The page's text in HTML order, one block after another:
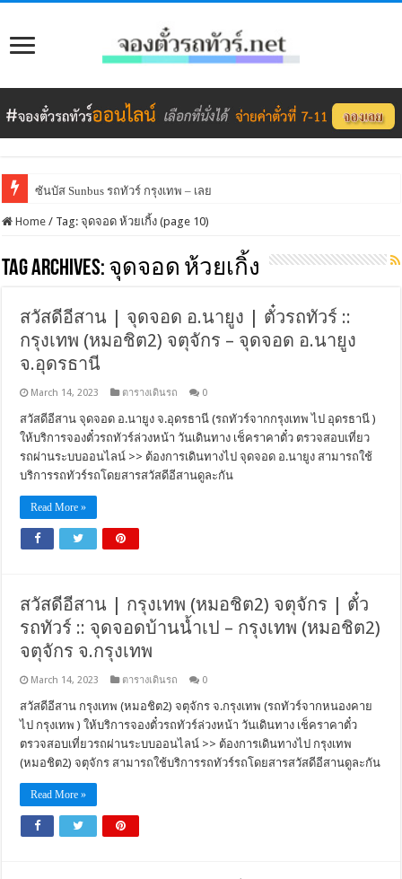
ซันบัส Sunbus รถทัวร์ กรุงเทพ – เลย
Home / Tag:จุดจอด ห้วยเกิ้ง (page 10)
Tag Archives: จุดจอด ห้วยเกิ้ง
สวัสดีอีสาน | จุดจอด อ.นายูง | ตั๋วรถทัวร์ ::
กรุงเทพ (หมอชิต2) จตุจักร – จุดจอด อ.นายูง
จ.อุดรธานี
March 14, 2023 ตารางเดินรถ 0
สวัสดีอีสาน จุดจอด อ.นายูง จ.อุดรธานี (รถทัวร์จากกรุงเทพ ไป อุดรธานี )
ให้บริการจองตั๋วรถทัวร์ล่วงหน้า วันเดินทาง เช็คราคาตั๋ว ตรวจสอบเที่ยว
รถผ่านระบบออนไลน์ >> ต้องการเดินทางไป จุดจอด อ.นายูง สามารถใช้
บริการรถทัวร์รถโดยสารสวัสดีอีสานดูละกัน
Read More »
สวัสดีอีสาน | กรุงเทพ (หมอชิต2) จตุจักร | ตั๋ว
รถทัวร์ :: จุดจอดบ้านน้ำเป – กรุงเทพ (หมอชิต2)
จตุจักร จ.กรุงเทพ
March 14, 2023 ตารางเดินรถ 0
สวัสดีอีสาน กรุงเทพ (หมอชิต2) จตุจักร จ.กรุงเทพ (รถทัวร์จากหนองคาย
ไป กรุงเทพ ) ให้บริการจองตั๋วรถทัวร์ล่วงหน้า วันเดินทาง เช็คราคาตั๋ว
ตรวจสอบเที่ยวรถผ่านระบบออนไลน์ >> ต้องการเดินทางไป กรุงเทพ
(หมอชิต2) จตุจักร สามารถใช้บริการรถทัวร์รถโดยสารสวัสดีอีสานดูละกัน
Read More »